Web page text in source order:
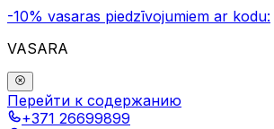
-10% vasaras piedzīvojumiem ar kodu:
VASARA
Перейти к содержанию
+371 26699899